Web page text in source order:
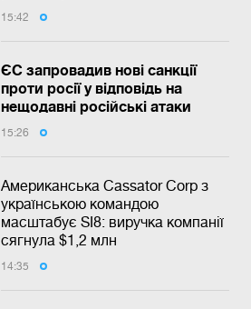
15:42
ЄС запровадив нові санкції
проти росії у відповідь на
нещодавні російські атаки
15:26
Американська Cassator Corp з
українською командою
масштабує SI8: виручка компанії
сягнула $1,2 млн
14:35